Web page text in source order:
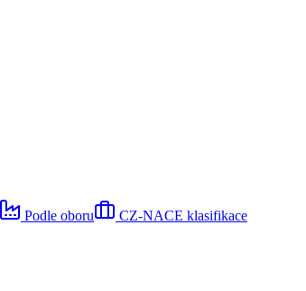
Podle oboru
CZ-NACE klasifikace